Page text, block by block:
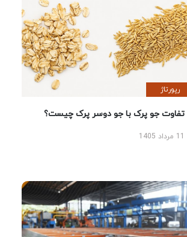
رپورتاژ
تفاوت جو پرک با جو دوسر پرک چیست؟